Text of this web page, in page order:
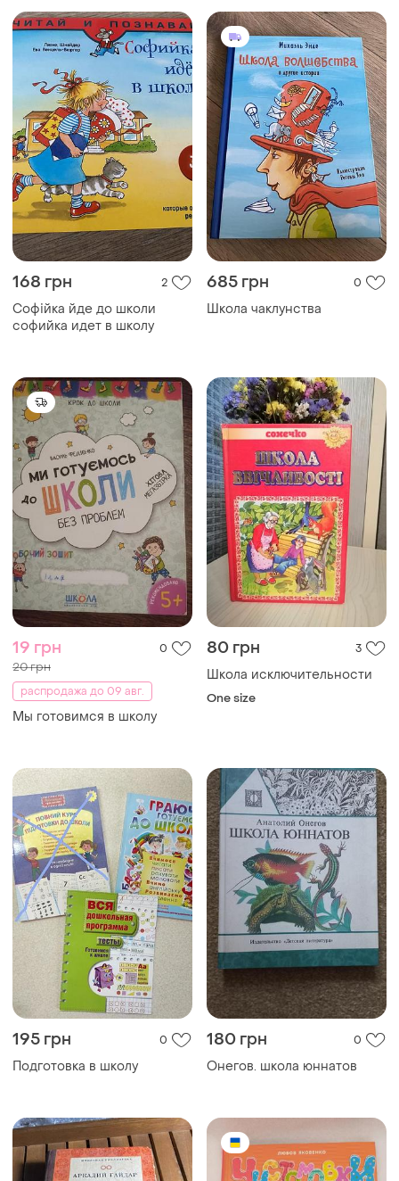
168 грн 2
Софійка йде до школи
софийка идет в школу
685 грн 0
Школа чаклунства
19 грн 0
20 грн
распродажа до 09 авг.
Мы готовимся в школу
80 грн 3
Школа исключительности
One size
195 грн 0
Подготовка в школу
180 грн 0
Онегов. школа юннатов